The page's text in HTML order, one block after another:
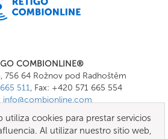
COMBIONLINE®
756 64 Rožnov pod Radhoštěm
511, Fax: +420 571 665 554
info@combionline.com
utiliza cookies para prestar servicios
Al utilizar nuestro sitio web,